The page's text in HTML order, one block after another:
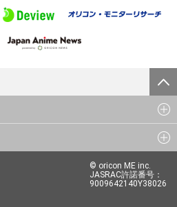
© oricon ME inc.
JASRAC許諾番号：
9009642140Y38026